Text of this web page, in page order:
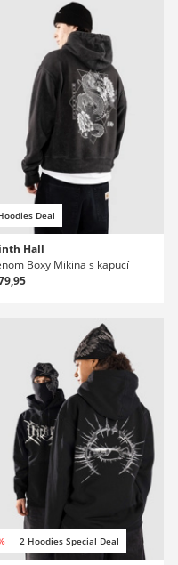
Deal
Hall
Boxy Mikina s kapucí
2 Hoodies Special Deal